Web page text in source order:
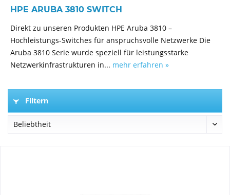
HPE ARUBA 3810 SWITCH
Direkt zu unseren Produkten HPE Aruba 3810 –
Hochleistungs-Switches für anspruchsvolle Netzwerke Die
Aruba 3810 Serie wurde speziell für leistungsstarke
Netzwerkinfrastrukturen in... mehr erfahren »
Filtern